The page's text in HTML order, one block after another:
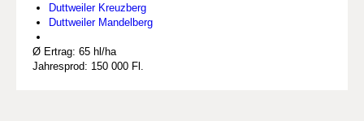
Duttweiler Kreuzberg
Duttweiler Mandelberg
Ø Ertrag: 65 hl/ha
Jahresprod: 150 000 Fl.